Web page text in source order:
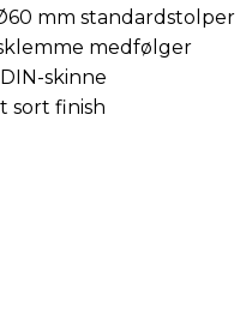
mm standardstolper
medfølger
skinne
sort finish